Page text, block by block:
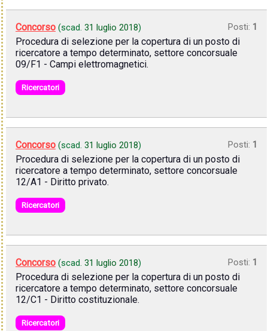
Concorso (scad. 31 luglio 2018) Posti: 1
Procedura di selezione per la copertura di un posto di
ricercatore a tempo determinato, settore concorsuale
09/F1 - Campi elettromagnetici.
Ricercatori
Concorso (scad. 31 luglio 2018) Posti: 1
Procedura di selezione per la copertura di un posto di
ricercatore a tempo determinato, settore concorsuale
12/A1 - Diritto privato.
Ricercatori
Concorso (scad. 31 luglio 2018) Posti: 1
Procedura di selezione per la copertura di un posto di
ricercatore a tempo determinato, settore concorsuale
12/C1 - Diritto costituzionale.
Ricercatori